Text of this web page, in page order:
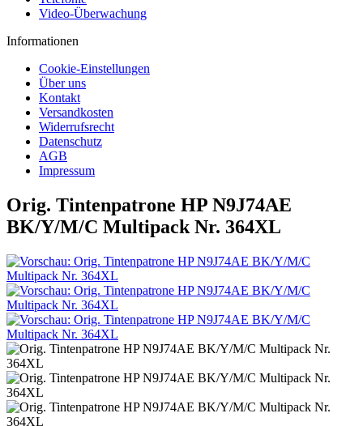
Video-Überwachung
Informationen
Cookie-Einstellungen
Über uns
Kontakt
Versandkosten
Widerrufsrecht
Datenschutz
AGB
Impressum
Orig. Tintenpatrone HP N9J74AE
BK/Y/M/C Multipack Nr. 364XL